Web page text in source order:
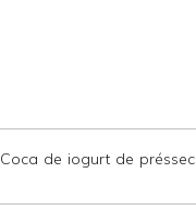
Coca de iogurt de préssec